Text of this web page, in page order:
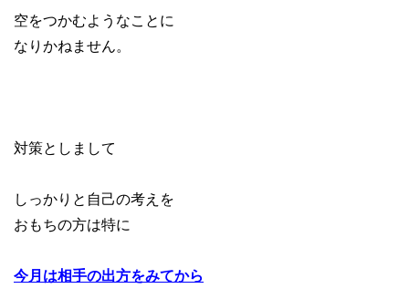
空をつかむようなことに
なりかねません。
対策としまして
しっかりと自己の考えを
おもちの方は特に
今月は相手の出方をみてから